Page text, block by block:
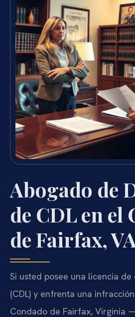
Abogado de
de CDL en el
de Fairfax,
Si usted posee una licencia
(CDL) y enfrenta una
Condado de Fairfax, Virginia